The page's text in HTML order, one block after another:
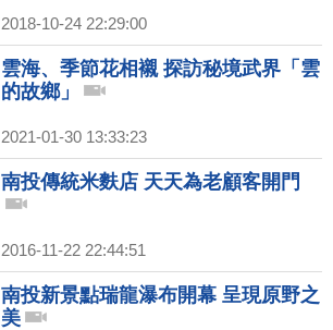
2018-10-24 22:29:00
雲海、季節花相襯 探訪秘境武界「雲
的故鄉」
2021-01-30 13:33:23
南投傳統米麩店 天天為老顧客開門
2016-11-22 22:44:51
南投新景點瑞龍瀑布開幕 呈現原野之
美